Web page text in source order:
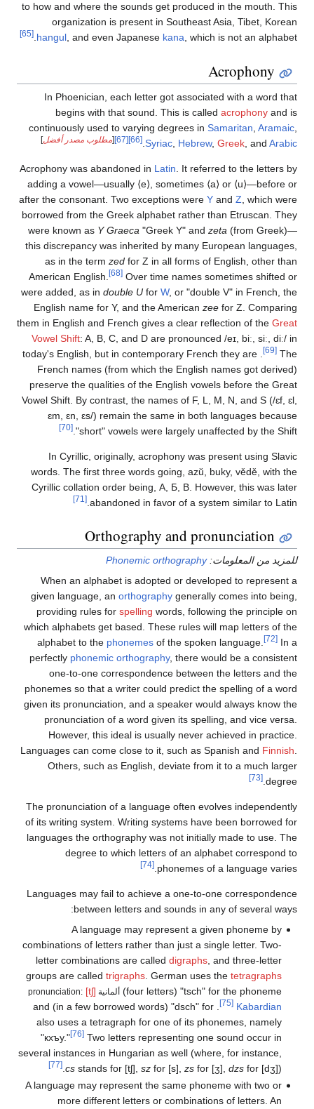
to how and where the sounds get produced in the mouth. This
organization is present in Southeast Asia, Tibet, Korean
hangul, and even Japanese kana, which is not an alphabet.
[65]
Acrophony
In Phoenician, each letter got associated with a word that
begins with that sound. This is called acrophony and is
continuously used to varying degrees in Samaritan Aramaic
Syriac Hebrew, Greek , and Arabic
[66]
[67]
[مطلوب مصدر أفضل]
Acrophony was abandoned in Latin . It referred to the letters by
adding a vowel—usually ⟨e⟩ , sometimes ⟨a⟩ or ⟨u⟩—before or
after the consonant. Two exceptions were Y and Z , which were
borrowed from the Greek alphabet rather than Etruscan. They
were known as Y Graeca "Greek Y" and zeta (from Greek)—
this discrepancy was inherited by many European languages,
as in the term zed for Z in all forms of English, other than
American English.
[68] Over time names sometimes shifted or
were added, as in double U for W, or "double V" in French, the
English name for Y, and the American zee for Z. Comparing
them in English and French gives a clear reflection of the Great
Vowel Shift: A, B, C, and D are pronounced /eɪ, biː, siː, diː/ in
today's English, but in contemporary French they are
[69] The
French names (from which the English names got derived)
preserve the qualities of the English vowels before the Great
Vowel Shift. By contrast, the names of F, L, M, N, and S (/ɛf, ɛl,
ɛm, ɛn, ɛs/) remain the same in both languages because
"short" vowels were largely unaffected by the Shift.
[70]
In Cyrillic, originally, acrophony was present using Slavic
words. The first three words going, azŭ, buky, vědě, with the
Cyrillic collation order being, А, Б, В. However, this was later
abandoned in favor of a system similar to Latin.
[71]
Orthography and pronunciation
للمزيد من المعلومات:Phonemic orthography
When an alphabet is adopted or developed to represent a
given language, an orthography generally comes into being,
providing rules for spelling words, following the principle on
which alphabets get based. These rules will map letters of the
alphabet to the phonemes of the spoken language. [72] In a
perfectly phonemic orthography, there would be a consistent
one-to-one correspondence between the letters and the
phonemes so that a writer could predict the spelling of a word
given its pronunciation, and a speaker would always know the
pronunciation of a word given its spelling, and vice versa.
However, this ideal is usually never achieved in practice.
Languages can come close to it, such as Spanish and Finnish.
Others, such as English, deviate from it to a much larger
degree.
[73]
The pronunciation of a language often evolves independently
of its writing system. Writing systems have been borrowed for
languages the orthography was not initially made to use. The
degree to which letters of an alphabet correspond to
phonemes of a language varies.
[74]
Languages may fail to achieve a one-to-one correspondence
between letters and sounds in any of several ways:
A language may represent a given phoneme by
combinations of letters rather than just a single letter. Two-
letter combinations are called digraphs, and three-letter
groups are called trigraphs. German uses the tetragraphs
(four letters) "tsch" for the phoneme ألمانية pronunciation: [tʃ]
and (in a few borrowed words) "dsch" for . [75] Kabardian
also uses a tetragraph for one of its phonemes, namely
"кхъу."
[76]Two letters representing one sound occur in
several instances in Hungarian as well (where, for instance,
csstands for [tʃ], szfor [s], zsfor [ʒ], dzsfor [dʒ]).
[77]
A language may represent the same phoneme with two or
more different letters or combinations of letters. An